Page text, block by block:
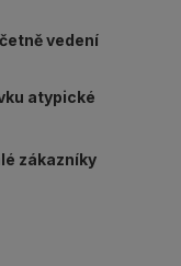
vedení
atypické
zákazníky